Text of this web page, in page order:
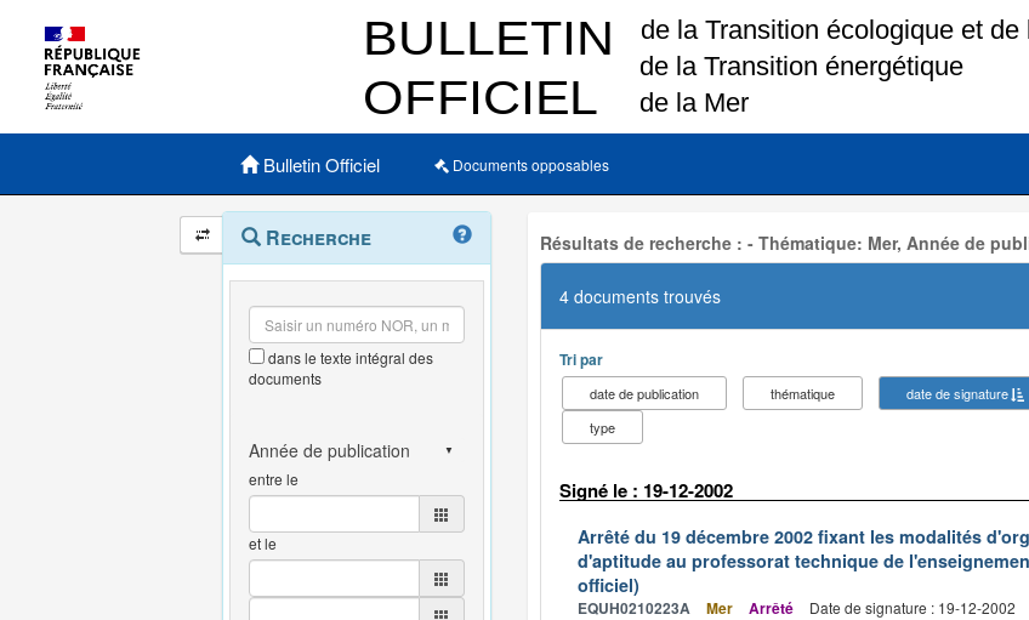
Menu principal
Bulletin Officiel Documents opposables
Navigation
et
outils
annexes
Menu
contextuel
Recherche
dans le texte intégral des
documents
entre le
et le
Résultats de recherche : - Thématique: Mer, Année de
4 documents trouvés
Tri par
date de publication thématique
date de signature
type
Signé le : 19-12-2002
Arrêté du 19 décembre 2002 fixant les modalités
d'aptitude au professorat technique de
officiel)
EQUH0210223A Mer Arrêté Date de signature : 19-12-2002